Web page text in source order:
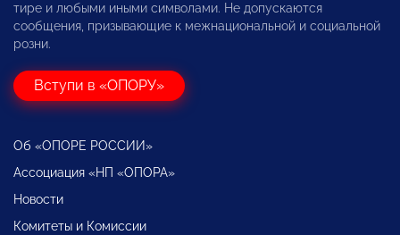
тире и любыми иными символами. Не допускаются
сообщения, призывающие к межнациональной и социальной
розни.
Вступи в «ОПОРУ»
Об «ОПОРЕ РОССИИ»
Ассоциация «НП «ОПОРА»
Новости
Комитеты и Комиссии